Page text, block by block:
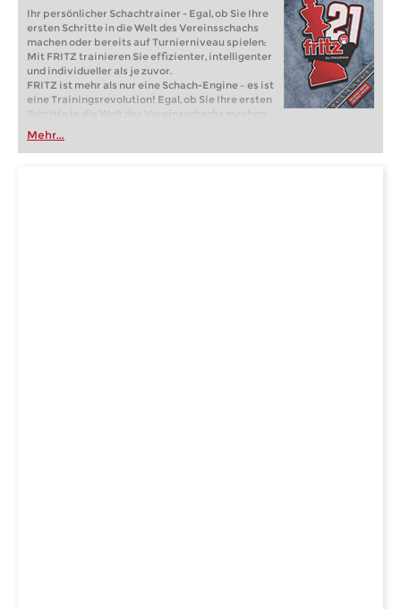
Ihr persönlicher Schachtrainer - Egal, ob Sie Ihre
ersten Schritte in die Welt des Vereinsschachs
machen oder bereits auf Turnierniveau spielen:
Mit FRITZ trainieren Sie effizienter, intelligenter
und individueller als je zuvor.
FRITZ ist mehr als nur eine Schach-Engine – es ist
eine Trainingsrevolution! Egal, ob Sie Ihre ersten
Schritte in die Welt des Vereinsschachs machen
oder bereits auf Turnierniveau spielen: Mit
FRITZ trainieren Sie effizienter, intelligenter und
individueller als je zuvor.
Mehr...